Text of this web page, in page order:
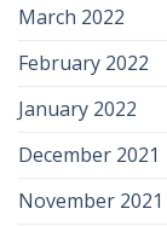
March 2022
February 2022
January 2022
December 2021
November 2021